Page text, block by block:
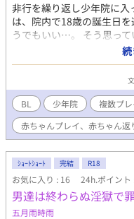
非行を繰り返し少年院に
は、院内で18歳の誕生日
うでもいい…。 そう思っ
で18歳を迎えた少年の、
の精神を学ぶための矯正
れるスポンサー達へ、非
った…。 秋月 奏多（あき
母親に育てられた。 度重
め、少年院送りとなる。
ンサー。日本を代表する財
持ち主。立場上、少年院
ののサービスを受けたこ
る。 阿久津 馨（あくつ
高名な精神科医。日頃か
純情で更生の可能性が高い
&とんでも設定なので、心
BL 少年院 複数プレ
赤ちゃんプレイ、赤ちゃん返
ｼｮｰﾄｼｮｰﾄ 完結 R18
お気に入り : 16 24h.ポイント
男達は終わらぬ淫獄で
五月雨時雨